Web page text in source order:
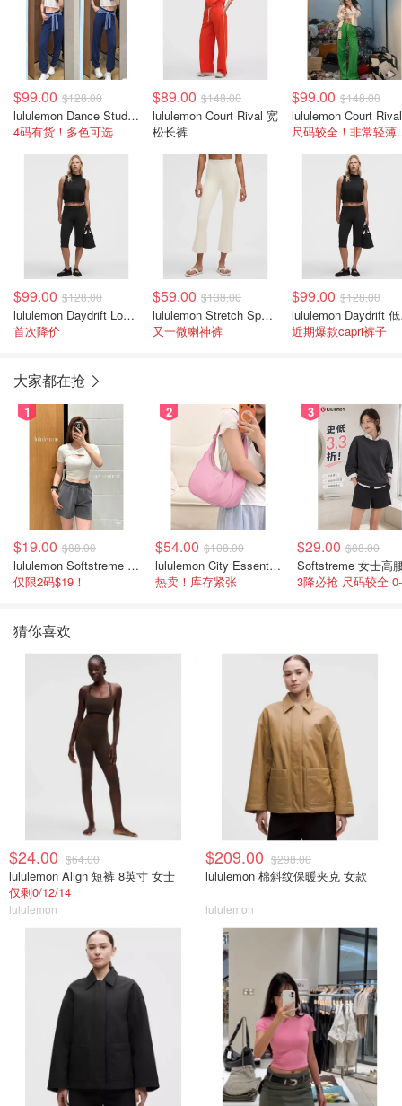
$99.00 $128.00
lululemon Dance Studio 中腰长裤 女装常规款
4码有货！多色可选
$89.00 $148.00
lululemon Court Rival 宽
松长裤
$99.00 $148.00
尺码
$99.00 $128.00
lululemon Daydrift Low-Rise 九分裤 女款
首次降价
$59.00 $138.00
lululemon Stretch Spacer 高腰长裤 女款
又一微喇神裤
$99.00 $128.00
近期爆款capri裤子
大家都在抢
1
$19.00 $88.00
lululemon Softstreme 女士高腰短裤 10cm
仅限2码$19！
2
$54.00 $108.00
lululemon City Essentials 肩背包 4L
热卖！库存紧张
3
$29.00 $88.00
猜你喜欢
$24.00 $64.00
lululemon Align 短裤 8英寸 女士
仅剩0/12/14
lululemon
$209.00 $298.00
lululemon 棉斜纹保暖夹克 女款
lululemon